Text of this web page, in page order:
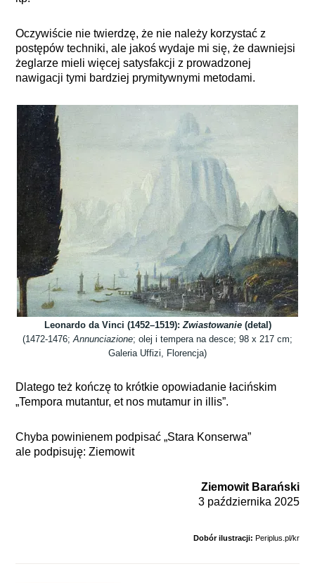
Oczywiście nie twierdzę, że nie należy korzystać z
postępów techniki, ale jakoś wydaje mi się, że dawniejsi
żeglarze mieli więcej satysfakcji z prowadzonej
nawigacji tymi bardziej prymitywnymi metodami.
Leonardo da Vinci (1452–1519):Zwiastowanie(detal)
(1472-1476;Annunciazione; olej i tempera na desce; 98 x 217 cm;
Galeria Uffizi, Florencja)
Dlatego też kończę to krótkie opowiadanie łacińskim
„Tempora mutantur, et nos mutamur in illis”.
Chyba powinienem podpisać „Stara Konserwa”
ale podpisuję: Ziemowit
Ziemowit Barański
3 października 2025
Dobór ilustracji: Periplus.pl/kr